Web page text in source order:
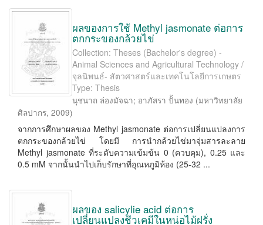
ผลของการใช้ Methyl jasmonate ต่อการ
ตกกระของกล้วยไข่
Collection: Theses (Bachelor's degree) -
Animal Sciences and Agricultural Technology /
จุลนิพนธ์- สัตวศาสตร์และเทคโนโลยีการเกษตร
Type: Thesis
นุชนาถ ล่องมัจฉา; อาภัสรา ปั้นทอง (มหาวิทยาลัย
ศิลปากร, 2009)
จากการศึกษาผลของ Methyl jasmonate ต่อการเปลี่ยนแปลงการ
ตกกระของกล้วยไข่ โดยมี การนํากล้วยไข่มาจุ่มสารละลาย
Methyl jasmonate ที่ระดับความเข้มข้น 0 (ควบคุม), 0.25 และ
0.5 mM จากนั้นนําไปเก็บรักษาที่อุณหภูมิห้อง (25-32 ...
ผลของ salicylie acid ต่อการ
เปลี่ยนแปลงชีวเคมีในหน่อไม้ฝรั่ง